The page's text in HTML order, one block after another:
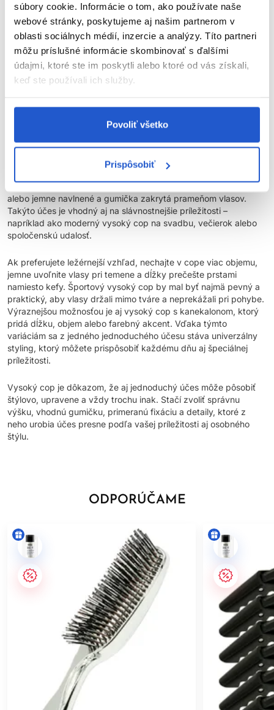
súbory cookie. Informácie o tom, ako používate naše
webové stránky, poskytujeme aj našim partnerom v
oblasti sociálnych médií, inzercie a analýzy. Títo partneri
môžu príslušné informácie skombinovať s ďalšími
údajmi, ktoré ste im poskytli alebo ktoré od vás získali,
keď ste používali ich služby.
Povoliť všetko
Prispôsobiť
Variácie vysokého copu – od elegantného po
športový štýl
Vysoký cop môžete upraviť na mnoho spôsobov podľa toho,
najlepšie vtedy, keď sú vlasy hladko vyčesané, dĺžky uhladené
alebo jemne navlnené a gumička zakrytá prameňom vlasov.
Takýto účes je vhodný aj na slávnostnejšie príležitosti –
napríklad ako moderný vysoký cop na svadbu, večierok alebo
spoločenskú udalosť.
Ak preferujete ležérnejší vzhľad, nechajte v cope viac objemu,
jemne uvoľnite vlasy pri temene a dĺžky prečešte prstami
namiesto kefy. Športový vysoký cop by mal byť najmä pevný a
praktický, aby vlasy držali mimo tváre a neprekážali pri pohybe.
Výraznejšou možnosťou je aj vysoký cop s kanekalonom, ktorý
pridá dĺžku, objem alebo farebný akcent. Vďaka týmto
variáciám sa z jedného jednoduchého účesu stáva univerzálny
styling, ktorý môžete prispôsobiť každému dňu aj špeciálnej
príležitosti.
Vysoký cop je dôkazom, že aj jednoduchý účes môže pôsobiť
štýlovo, upravene a vždy trochu inak. Stačí zvoliť správnu
výšku, vhodnú gumičku, primeranú fixáciu a detaily, ktoré z
neho urobia účes presne podľa vašej príležitosti aj osobného
štýlu.
ODPORÚČAME